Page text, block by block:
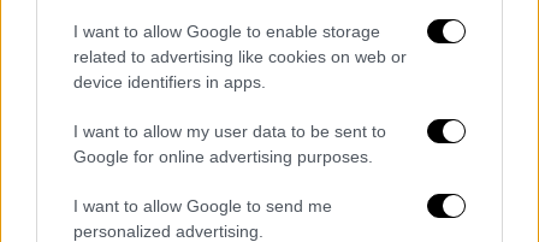
I want to allow Google to enable storage
related to advertising like cookies on web or
device identifiers in apps.
I want to allow my user data to be sent to
Google for online advertising purposes.
I want to allow Google to send me
personalized advertising.
«Καλώ τη Δημοκρατία της Κορέας να
συνεχίσει και να κλιμακώσει τη στρατιωτική
βοήθεια», είπε ο κ. Στόλτενμπεργκ. «Σε
τελευταία ανάλυση, πρόκειται για απόφαση
που καλείστε να πάρετε εσείς, όμως θα πω
αρκετοί σύμμαχοι στο NATO που είχαν
πολιτική να μην εξαγάγουν ποτέ όπλα σε